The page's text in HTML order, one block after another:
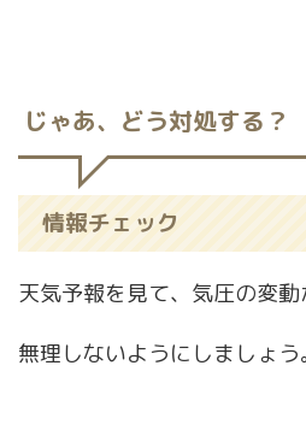
じゃあ、どう対処する？
情報チェック
天気予報を見て、気圧の変動
無理しないようにしましょう。